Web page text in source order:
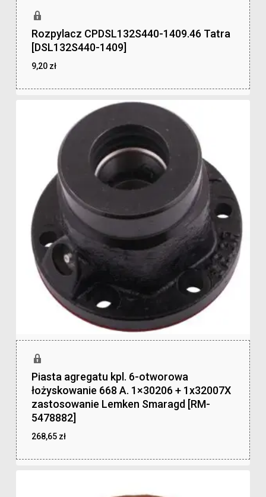
Rozpylacz CPDSL132S440-1409.46 Tatra
[DSL132S440-1409]
9,20 zł
Piasta agregatu kpl. 6-otworowa
łożyskowanie 668 A. 1×30206 + 1x32007X
zastosowanie Lemken Smaragd [RM-
5478882]
268,65 zł